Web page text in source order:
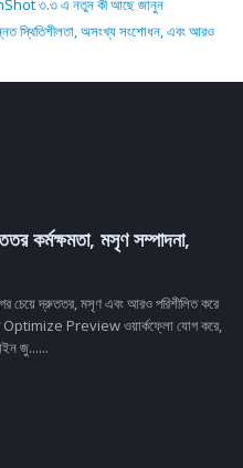
৩.৩ এ নতুন কী আছে জানুন
স্থিতিশীলতা, অসংখ্য সংশোধন, এবং আরও
মসৃণ সম্পাদনা,
দ্রুততর, মসৃণ এবং আরও পরিশীলিত করে
Optimize Preview ওয়ার্কফ্লো যোগ করে,
জু......